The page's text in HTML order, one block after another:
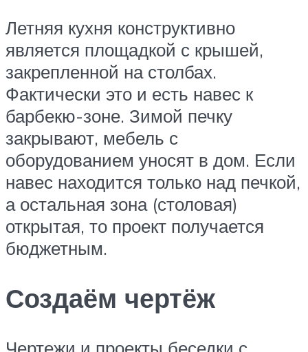
Летняя кухня конструктивно
является площадкой с крышей,
закрепленной на столбах.
Фактически это и есть навес к
барбекю-зоне. Зимой печку
закрывают, мебель с
оборудованием уносят в дом. Если
навес находится только над печкой,
а остальная зона (столовая)
открытая, то проект получается
бюджетным.
Создаём чертёж